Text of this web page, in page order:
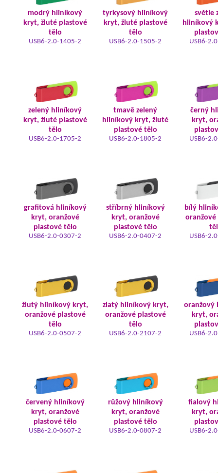
modrý hliníkový
kryt, žluté plastové
tělo
USB6-2.0-1405-2
tyrkysový hliníkový
kryt, žluté plastové
tělo
USB6-2.0-1505-2
světle
hliníkový
USB6-
zelený hliníkový
kryt, žluté plastové
tělo
USB6-2.0-1705-2
tmavě zelený
hliníkový kryt, žluté
plastové tělo
USB6-2.0-1805-2
černý
kryt,
USB6-
grafitová hliníkový
kryt, oranžové
plastové tělo
USB6-2.0-0307-2
stříbrný hliníkový
kryt, oranžové
plastové tělo
USB6-2.0-0407-2
bílý
oranžové
USB6-
žlutý hliníkový kryt,
oranžové plastové
tělo
USB6-2.0-0507-2
zlatý hliníkový kryt,
oranžové plastové
tělo
USB6-2.0-2107-2
oranžový
kryt,
USB6-
červený hliníkový
kryt, oranžové
plastové tělo
USB6-2.0-0607-2
růžový hliníkový
kryt, oranžové
plastové tělo
USB6-2.0-0807-2
fialový
kryt,
USB6-